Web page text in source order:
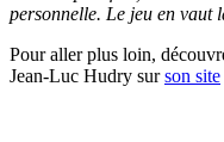
personnelle. Le jeu en vaut
Pour aller plus loin,
Jean-Luc Hudry surson site